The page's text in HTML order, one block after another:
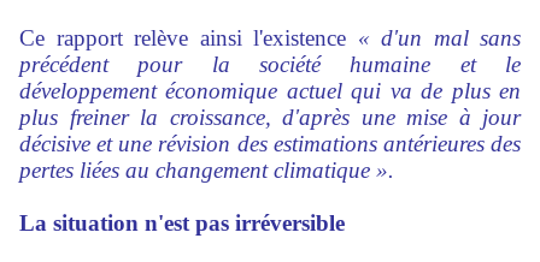
Ce rapport relève ainsi l'existence « d'un mal sans
précédent pour la société humaine et le
développement économique actuel qui va de plus en
plus freiner la croissance, d'après une mise à jour
décisive et une révision des estimations antérieures des
pertes liées au changement climatique ».
La situation n'est pas irréversible